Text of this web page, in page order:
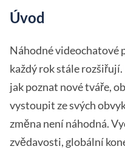
Úvod
Náhodné videochatové
každý rok stále
jak poznat nové tváře,
vystoupit ze svých
změna není náhodná.
zvědavosti, globální